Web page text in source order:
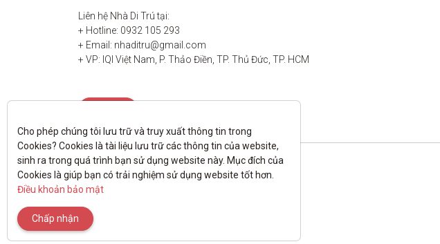
Liên hệ Nhà Di Trú tại:
+ Hotline: 0932 105 293
+ Email: nhaditru@gmail.com
+ VP: IQI Việt Nam, P. Thảo Điền, TP. Thủ Đức, TP. HCM
All rights reserved.
Cho phép chúng tôi lưu trữ và truy xuất thông tin trong
Cookies? Cookies là tài liệu lưu trữ các thông tin của website,
sinh ra trong quá trình bạn sử dụng website này. Mục đích của
Điều khoản bảo mật
Chấp nhận